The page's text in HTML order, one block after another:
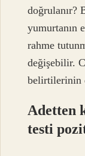
doğrulanır?
yumurtanın
rahme
değişebilir.
belirtilerinin
Adetten
testi